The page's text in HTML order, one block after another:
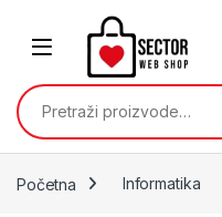
Skip to navigation
Pretraži:
Početna Informatika